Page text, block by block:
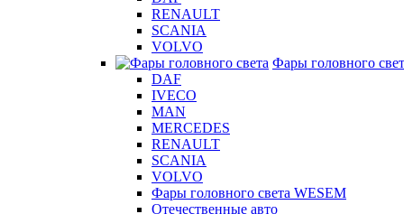
RENAULT
SCANIA
VOLVO
Фары головного
DAF
IVECO
MAN
MERCEDES
RENAULT
SCANIA
VOLVO
Фары головного света WESEM
Отечественные авто